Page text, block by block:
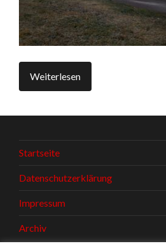
Weiterlesen
Startseite
Datenschutzerklärung
Impressum
Archiv